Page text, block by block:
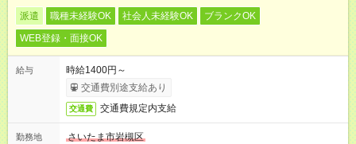
派遣 職種未経験OK 社会人未経験OK
ブランクOK
WEB登録・面接OK
給与
時給1400円～
交通費別途支給あり
交通費 交通費規定内支給
勤務地
さいたま市岩槻区